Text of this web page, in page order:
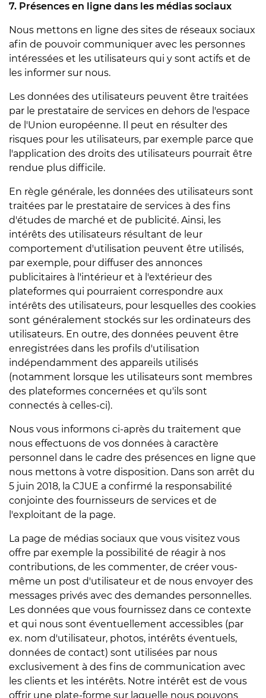
7. Présences en ligne dans les médias sociaux
Nous mettons en ligne des sites de réseaux sociaux
afin de pouvoir communiquer avec les personnes
intéressées et les utilisateurs qui y sont actifs et de
les informer sur nous.
Les données des utilisateurs peuvent être traitées
par le prestataire de services en dehors de l'espace
de l'Union européenne. Il peut en résulter des
risques pour les utilisateurs, par exemple parce que
l'application des droits des utilisateurs pourrait être
rendue plus difficile.
En règle générale, les données des utilisateurs sont
traitées par le prestataire de services à des fins
d'études de marché et de publicité. Ainsi, les
intérêts des utilisateurs résultant de leur
comportement d'utilisation peuvent être utilisés,
par exemple, pour diffuser des annonces
publicitaires à l'intérieur et à l'extérieur des
plateformes qui pourraient correspondre aux
intérêts des utilisateurs, pour lesquelles des cookies
sont généralement stockés sur les ordinateurs des
utilisateurs. En outre, des données peuvent être
enregistrées dans les profils d'utilisation
indépendamment des appareils utilisés
(notamment lorsque les utilisateurs sont membres
des plateformes concernées et qu'ils sont
connectés à celles-ci).
Nous vous informons ci-après du traitement que
nous effectuons de vos données à caractère
personnel dans le cadre des présences en ligne que
nous mettons à votre disposition. Dans son arrêt du
5 juin 2018, la CJUE a confirmé la responsabilité
conjointe des fournisseurs de services et de
l'exploitant de la page.
La page de médias sociaux que vous visitez vous
offre par exemple la possibilité de réagir à nos
contributions, de les commenter, de créer vous-
même un post d'utilisateur et de nous envoyer des
messages privés avec des demandes personnelles.
Les données que vous fournissez dans ce contexte
et qui nous sont éventuellement accessibles (par
ex. nom d'utilisateur, photos, intérêts éventuels,
données de contact) sont utilisées par nous
exclusivement à des fins de communication avec
les clients et les intérêts. Notre intérêt est de vous
offrir une plate-forme sur laquelle nous pouvons